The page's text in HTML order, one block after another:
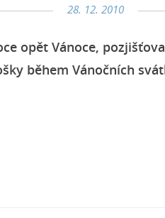
28. 12. 2010
opět Vánoce,
během Vánočních